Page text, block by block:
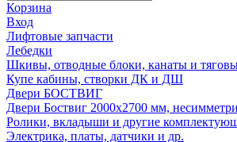
Корзина
Вход
Лифтовые запчасти
Лебедки
Шкивы, отводные блоки, канаты и
Купе кабины, створки ДК и ДШ
Двери БОСТВИГ
Двери Боствиг 2000х2700 мм,
Ролики, вкладыши и другие
Электрика, платы, датчики и др.